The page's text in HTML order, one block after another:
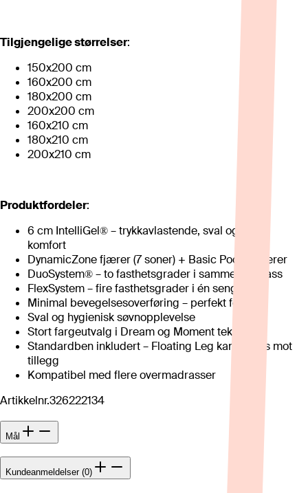
Tilgjengelige størrelser:
150x200 cm
160x200 cm
180x200 cm
200x200 cm
160x210 cm
180x210 cm
200x210 cm
Produktfordeler:
6 cm IntelliGel® – trykkavlastende, sval og lydløs
komfort
DynamicZone fjærer (7 soner) + Basic Pocket fjærer
DuoSystem® – to fasthetsgrader i samme madrass
FlexSystem – fire fasthetsgrader i én seng
Minimal bevegelsesoverføring – perfekt for par
Sval og hygienisk søvnopplevelse
Stort fargeutvalg i Dream og Moment tekstiler
Standardben inkludert – Floating Leg kan velges mot
tillegg
Kompatibel med flere overmadrasser
Artikkelnr.326222134
Mål
Kundeanmeldelser (0)